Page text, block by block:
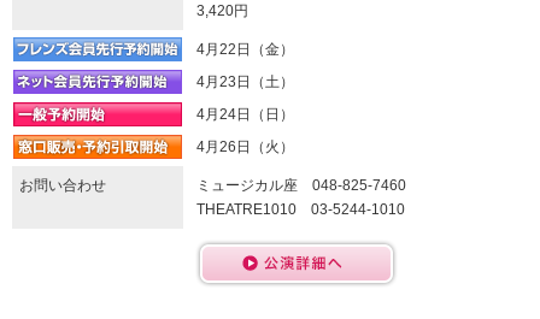
3,420円
4月22日（金）
4月23日（土）
4月24日（日）
4月26日（火）
お問い合わせ
ミュージカル座 048-825-7460
THEATRE1010 03-5244-1010